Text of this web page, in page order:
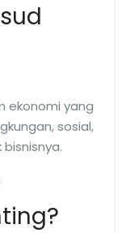
ekonomi yang
sosial,